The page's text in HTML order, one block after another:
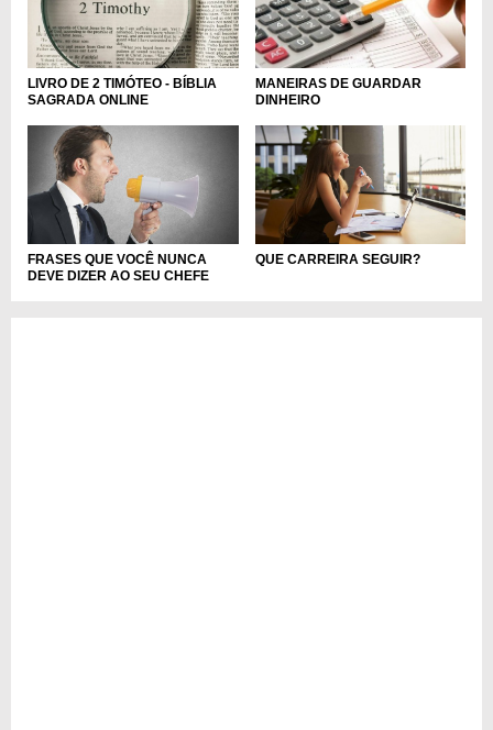
LIVRO DE 2 TIMÓTEO - BÍBLIA
SAGRADA ONLINE
MANEIRAS DE GUARDAR
DINHEIRO
FRASES QUE VOCÊ NUNCA
DEVE DIZER AO SEU CHEFE
QUE CARREIRA SEGUIR?